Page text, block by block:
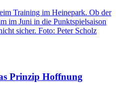
Prinzip Hoffnung